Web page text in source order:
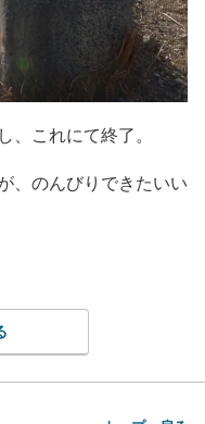
これにて終了。
、のんびりできたいい